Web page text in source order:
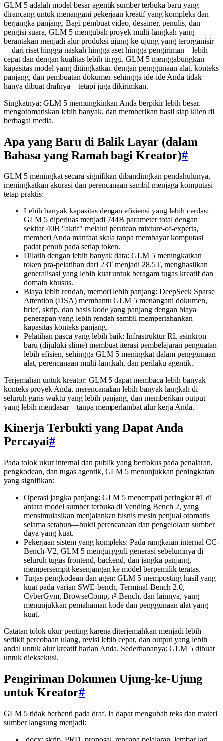
GLM 5 adalah model besar agentik sumber terbuka baru yang
dirancang untuk menangani pekerjaan kreatif yang kompleks dan
berjangka panjang. Bagi pembuat video, desainer, penulis, dan
pengisi suara, GLM 5 mengubah proyek multi-langkah yang
berantakan menjadi alur produksi ujung-ke-ujung yang terorganisir
—dari riset hingga naskah hingga aset hingga pengiriman—lebih
cepat dan dengan kualitas lebih tinggi. GLM 5 menggabungkan
kapasitas model yang ditingkatkan dengan penggunaan alat, konteks
panjang, dan pembuatan dokumen sehingga ide-ide Anda tidak
hanya dibuat drafnya—tetapi juga dikirimkan.
Singkatnya: GLM 5 memungkinkan Anda berpikir lebih besar,
mengotomatiskan lebih banyak, dan memberikan hasil siap klien di
berbagai media.
Apa yang Baru di Balik Layar (dalam
Bahasa yang Ramah bagi Kreator)#
GLM 5 meningkat secara signifikan dibandingkan pendahulunya,
meningkatkan akurasi dan perencanaan sambil menjaga komputasi
tetap praktis:
Lebih banyak kapasitas dengan efisiensi yang lebih cerdas:
GLM 5 diperluas menjadi 744B parameter total dengan
sekitar 40B "aktif" melalui perutean mixture-of-experts,
memberi Anda manfaat skala tanpa membayar komputasi
padat penuh pada setiap token.
Dilatih dengan lebih banyak data: GLM 5 meningkatkan
token pra-pelatihan dari 23T menjadi 28.5T, menghasilkan
generalisasi yang lebih kuat untuk beragam tugas kreatif dan
domain khusus.
Biaya lebih rendah, memori lebih panjang: DeepSeek Sparse
Attention (DSA) membantu GLM 5 menangani dokumen,
brief, skrip, dan basis kode yang panjang dengan biaya
penerapan yang lebih rendah sambil mempertahankan
kapasitas konteks panjang.
Pelatihan pasca yang lebih baik: Infrastruktur RL asinkron
baru (dijuluki slime) membuat iterasi pembelajaran penguatan
lebih efisien, sehingga GLM 5 meningkat dalam penggunaan
alat, perencanaan multi-langkah, dan perilaku agentik.
Terjemahan untuk kreator: GLM 5 dapat membaca lebih banyak
konteks proyek Anda, merencanakan lebih banyak langkah di
seluruh garis waktu yang lebih panjang, dan memberikan output
yang lebih mendasar—tanpa memperlambat alur kerja Anda.
Kinerja Terbukti yang Dapat Anda
Percayai#
Pada tolok ukur internal dan publik yang berfokus pada penalaran,
pengkodean, dan tugas agentik, GLM 5 menunjukkan peningkatan
yang signifikan:
Operasi jangka panjang: GLM 5 menempati peringkat #1 di
antara model sumber terbuka di Vending Bench 2, yang
mensimulasikan menjalankan bisnis mesin penjual otomatis
selama setahun—bukti perencanaan dan pengelolaan sumber
daya yang kuat.
Pekerjaan sistem yang kompleks: Pada rangkaian internal CC-
Bench-V2, GLM 5 mengungguli generasi sebelumnya di
seluruh tugas frontend, backend, dan jangka panjang,
mempersempit kesenjangan ke model berpemilik teratas.
Tugas pengkodean dan agen: GLM 5 memposting hasil yang
kuat pada varian SWE-bench, Terminal-Bench 2.0,
CyberGym, BrowseComp, τ²-Bench, dan lainnya, yang
menunjukkan pemahaman kode dan penggunaan alat yang
kuat.
Catatan tolok ukur penting karena diterjemahkan menjadi lebih
sedikit percobaan ulang, revisi lebih cepat, dan output yang lebih
andal untuk alur kreatif harian Anda. Sederhananya: GLM 5 dibuat
untuk dieksekusi.
Pengiriman Dokumen Ujung-ke-Ujung
untuk Kreator#
GLM 5 tidak berhenti pada draf. Ia dapat mengubah teks dan materi
sumber langsung menjadi:
.docx: skrip, PRD, proposal, rencana pelajaran, lembar lari